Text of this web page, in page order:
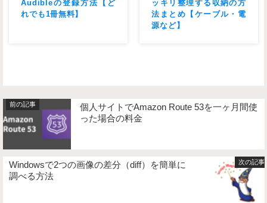
Audibleの登録方法【ど
れでも1冊無料】
ッキリ整理する収納の方
法まとめ【ケーブル・電
源など】
個人サイトでAmazon Route 53を一ヶ月間使
った場合の料金
Windowsで2つの画像の差分（diff）を簡単に
調べる方法